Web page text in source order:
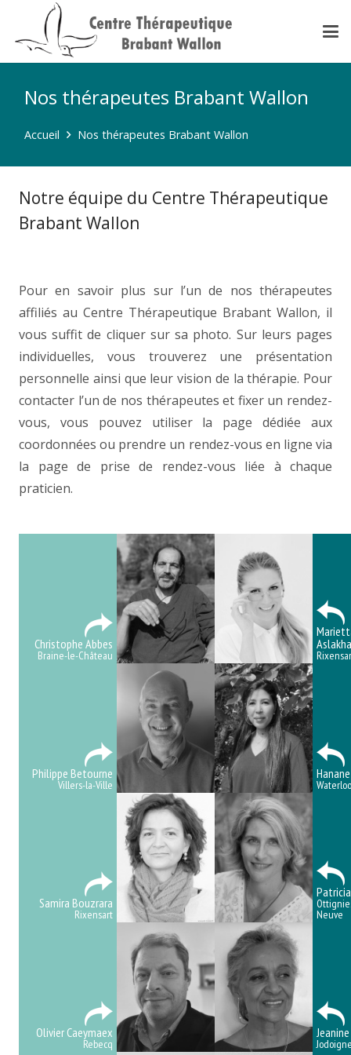
Nos thérapeutes Brabant Wallon
Accueil Nos thérapeutes Brabant Wallon
Notre équipe du Centre Thérapeutique
Brabant Wallon
Pour en savoir plus sur l’un de nos thérapeutes
affiliés au Centre Thérapeutique Brabant Wallon, il
vous suffit de cliquer sur sa photo. Sur leurs pages
individuelles, vous trouverez une présentation
personnelle ainsi que leur vision de la thérapie. Pour
contacter l’un de nos thérapeutes et fixer un rendez-
vous, vous pouvez utiliser la page dédiée aux
coordonnées ou prendre un rendez-vous en ligne via
la page de prise de rendez-vous liée à chaque
praticien.
Christophe Abbes
Braine-le-Château
Philippe Betourne
Villers-la-Ville Waterloo
Samira Bouzrara
Rixensart Neuve
Olivier Caeymaex
Rebecq